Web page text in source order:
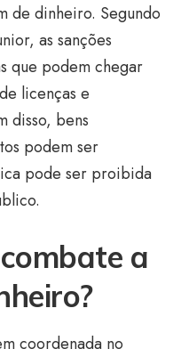
de dinheiro. Segundo
as sanções
que podem chegar
licenças e
disso, bens
podem ser
pode ser proibida
a
coordenada no